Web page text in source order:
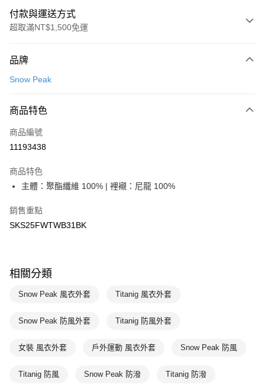
付款與運送方式
超取滿NT$1,500免運
信用卡一次付款
Apple Pay
悠遊付
7-11取貨(快速到店)
品牌
Snow Peak
商品特色
商品編號
11193438
商品特色
主體：聚酯纖維 100% | 裡襯：尼龍 100%
銷售重點
SKS25FWTWB31BK
相關分類
Snow Peak 風衣外套 Titanig 風衣外套
Snow Peak 防風外套 Titanig 防風外套
女裝 風衣外套 戶外運動 風衣外套 Snow Peak 防風
Titanig 防風 Snow Peak 防潑 Titanig 防潑